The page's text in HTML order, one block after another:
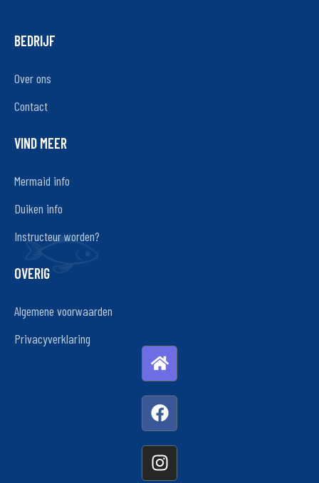
BEDRIJF
Over ons
Contact
VIND MEER
Mermaid info
Duiken info
Instructeur worden?
OVERIG
Algemene voorwaarden
Privacyverklaring